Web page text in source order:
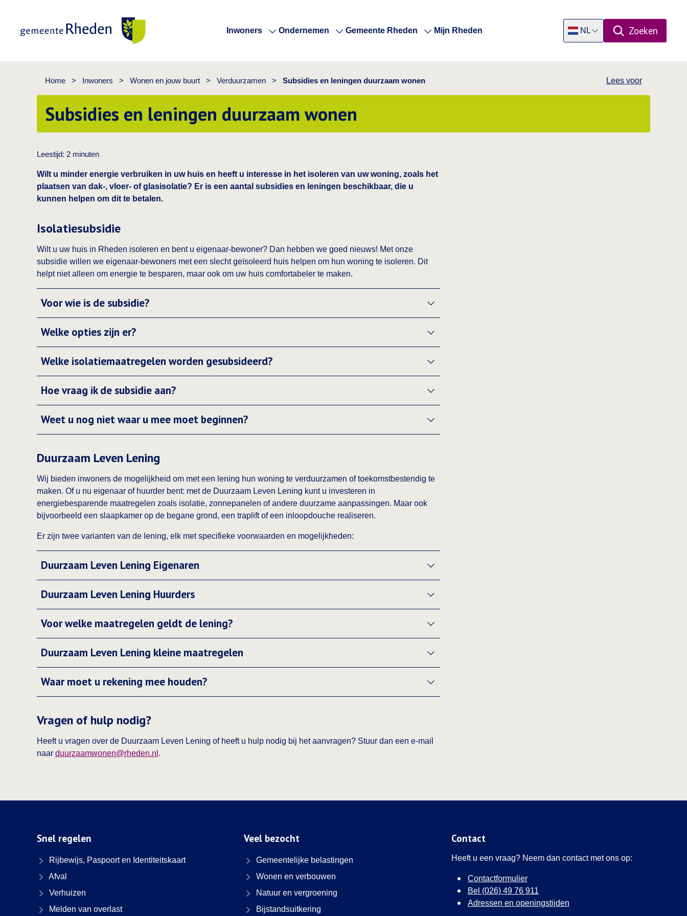
Inwoners Ondernemen Gemeente Rheden Mijn Rheden
NL
Zoeken
Open
Home > Inwoners > Wonen en jouw buurt > Verduurzamen > Subsidies en leningen duurzaam wonen Lees voor
Subsidies en leningen duurzaam wonen
Leestijd: 2 minuten
Wilt u minder energie verbruiken in uw huis en heeft u interesse in het isoleren van uw woning, zoals het
plaatsen van dak-, vloer- of glasisolatie? Er is een aantal subsidies en leningen beschikbaar, die u
kunnen helpen om dit te betalen.
Isolatiesubsidie
Wilt u uw huis in Rheden isoleren en bent u eigenaar-bewoner? Dan hebben we goed nieuws! Met onze
subsidie willen we eigenaar-bewoners met een slecht geïsoleerd huis helpen om hun woning te isoleren. Dit
helpt niet alleen om energie te besparen, maar ook om uw huis comfortabeler te maken.
Voor wie is de subsidie?
Welke opties zijn er?
Welke isolatiemaatregelen worden gesubsideerd?
Hoe vraag ik de subsidie aan?
Weet u nog niet waar u mee moet beginnen?
Duurzaam Leven Lening
Wij bieden inwoners de mogelijkheid om met een lening hun woning te verduurzamen of toekomstbestendig te
maken. Of u nu eigenaar of huurder bent: met de Duurzaam Leven Lening kunt u investeren in
energiebesparende maatregelen zoals isolatie, zonnepanelen of andere duurzame aanpassingen. Maar ook
bijvoorbeeld een slaapkamer op de begane grond, een traplift of een inloopdouche realiseren.
Er zijn twee varianten van de lening, elk met specifieke voorwaarden en mogelijkheden:
Duurzaam Leven Lening Eigenaren
Duurzaam Leven Lening Huurders
Voor welke maatregelen geldt de lening?
Duurzaam Leven Lening kleine maatregelen
Waar moet u rekening mee houden?
Vragen of hulp nodig?
Heeft u vragen over de Duurzaam Leven Lening of heeft u hulp nodig bij het aanvragen? Stuur dan een e-mail
naar duurzaamwonen@rheden.nl .
Snel regelen
Rijbewijs, Paspoort en Identiteitskaart
Afval
Verhuizen
Melden van overlast
Veel bezocht
Gemeentelijke belastingen
Wonen en verbouwen
Natuur en vergroening
Bijstandsuitkering
Contact
Heeft u een vraag? Neem dan contact met ons op:
Contactformulier
Bel (026) 49 76 911
Adressen en openingstijden